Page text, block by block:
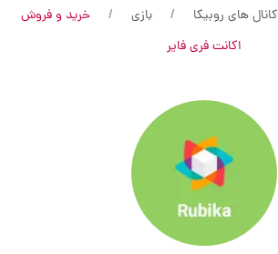
کانال های روبیکا بازی
خرید و فروش
اکانت فری فایر